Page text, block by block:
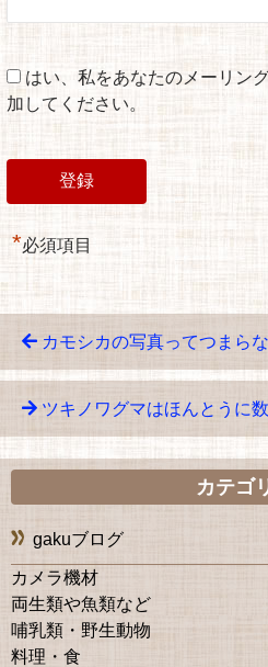
はい、私をあなたのメーリン
加してください。
*必須項目
カモシカの写真ってつまら
ツキノワグマはほんとうに
カテゴ
gakuブログ
カメラ機材
両生類や魚類など
哺乳類・野生動物
料理・食